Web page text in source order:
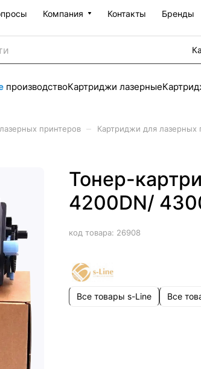
Компания Контакты Бренды
производствоКартриджи лазерные
принтеров Картриджи для лазерных
Тонер-
4200DN/
код товара: 26908
Все товары s-Line Все